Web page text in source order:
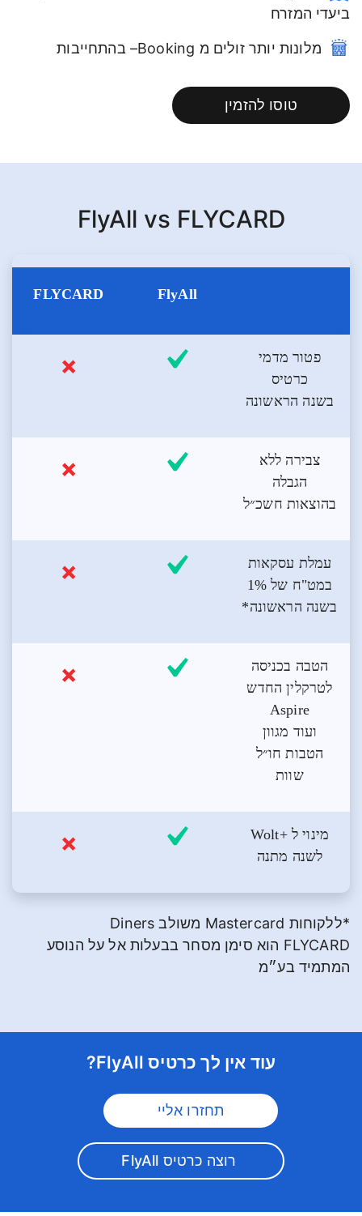
ביעדי המזרח
מלונות יותר זולים מ Booking– בהתחייבות
טוסו להזמין
FlyAll vs FLYCARD
FlyAll
FLYCARD
פטור מדמי
כרטיס
בשנה הראשונה
צבירה ללא
הגבלה
בהוצאות חשכ״ל
עמלת עסקאות
במט"ח של 1%
בשנה הראשונה*
הטבה בכניסה
לטרקלין החדש
Aspire
ועוד מגוון
הטבות חו״ל
שוות
מינוי ל +Wolt
לשנה מתנה
*ללקוחות Mastercard משולב Diners
FLYCARD הוא סימן מסחר בבעלות אל על הנוסע
המתמיד בע״מ
עוד אין לך כרטיס FlyAll?
תחזרו אליי
רוצה כרטיס FlyAll